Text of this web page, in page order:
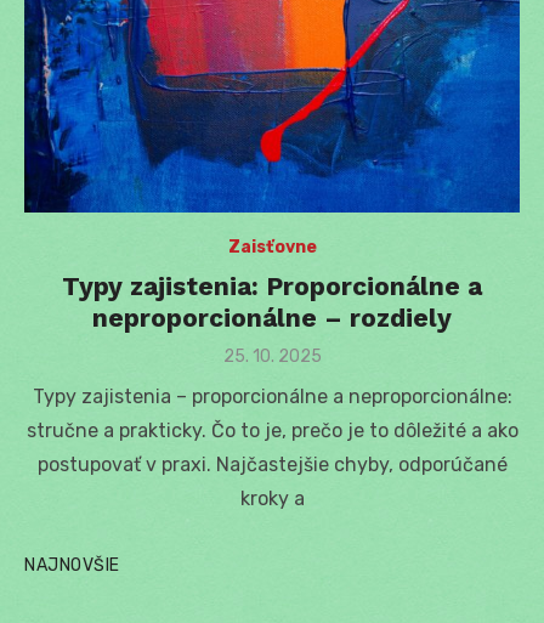
Zaisťovne
Typy zajistenia: Proporcionálne a
neproporcionálne – rozdiely
Posted
25. 10. 2025
Typy zajistenia – proporcionálne a neproporcionálne:
stručne a prakticky. Čo to je, prečo je to dôležité a ako
postupovať v praxi. Najčastejšie chyby, odporúčané
kroky a
NAJNOVŠIE